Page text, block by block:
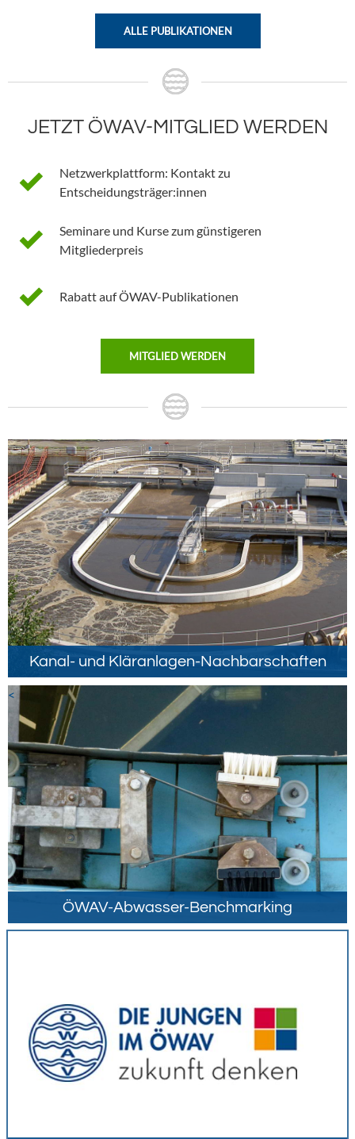
ALLE PUBLIKATIONEN
JETZT ÖWAV-MITGLIED WERDEN
Netzwerkplattform: Kontakt zu
Entscheidungsträger:innen
Seminare und Kurse zum günstigeren
Mitgliederpreis
Rabatt auf ÖWAV-Publikationen
MITGLIED WERDEN
Kanal- und Kläranlagen-Nachbarschaften
<
ÖWAV-Abwasser-Benchmarking